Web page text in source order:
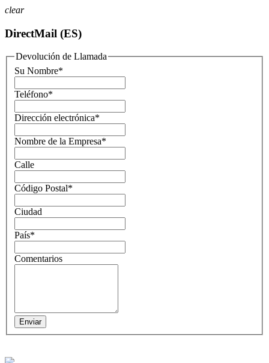
clear
DirectMail (ES)
Devolución de Llamada
Su Nombre*
Teléfono*
Dirección electrónica*
Nombre de la Empresa*
Calle
Código Postal*
Ciudad
País*
Comentarios